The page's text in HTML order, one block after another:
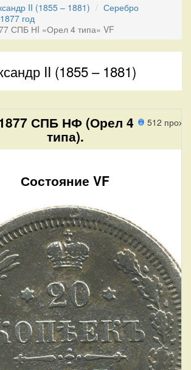
II (1855 – 1881)
Серебро
1877 год
СПБ НI «Орел 4 типа» VF
II (1855 – 1881)
512
СПБ НФ (Орел 4
типа).
Состояние VF